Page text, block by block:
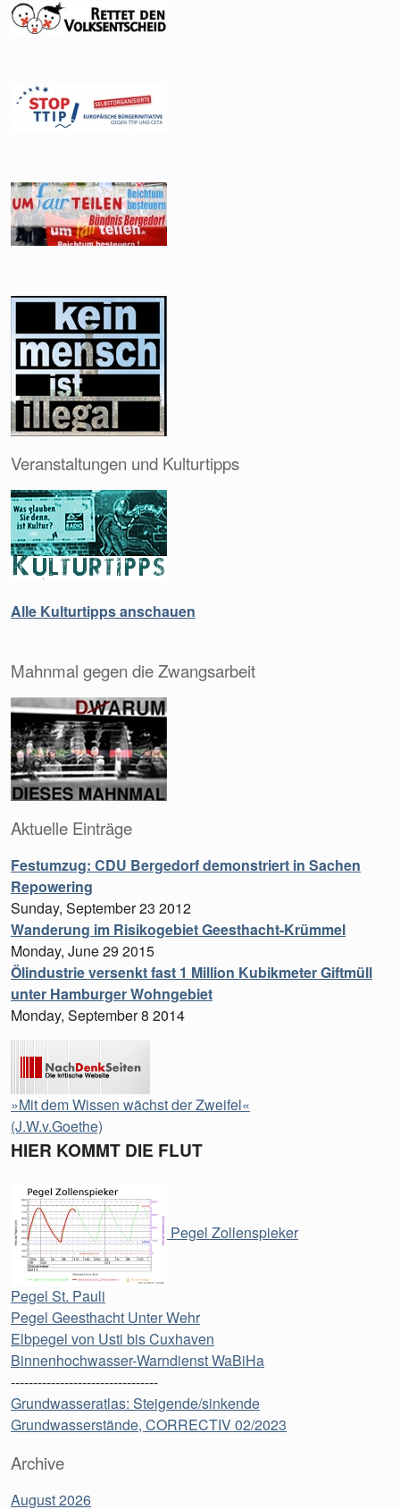
Veranstaltungen und Kulturtipps
Alle Kulturtipps anschauen
Mahnmal gegen die Zwangsarbeit
Aktuelle Einträge
Festumzug: CDU Bergedorf demonstriert in Sachen
Repowering
Sunday, September 23 2012
Wanderung im Risikogebiet Geesthacht-Krümmel
Monday, June 29 2015
Ölindustrie versenkt fast 1 Million Kubikmeter Giftmüll
unter Hamburger Wohngebiet
Monday, September 8 2014
»Mit dem Wissen wächst der Zweifel«
(J.W.v.Goethe)
HIER KOMMT DIE FLUT
Pegel Zollenspieker
Pegel St. Pauli
Pegel Geesthacht Unter Wehr
Elbpegel von Usti bis Cuxhaven
Binnenhochwasser-Warndienst WaBiHa
---------------------------------
Grundwasseratlas: Steigende/sinkende
Grundwasserstände, CORRECTIV 02/2023
Archive
August 2026